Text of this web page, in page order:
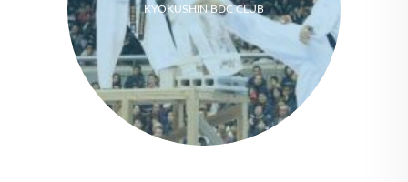
KYOKUSHIN BDC CLUB